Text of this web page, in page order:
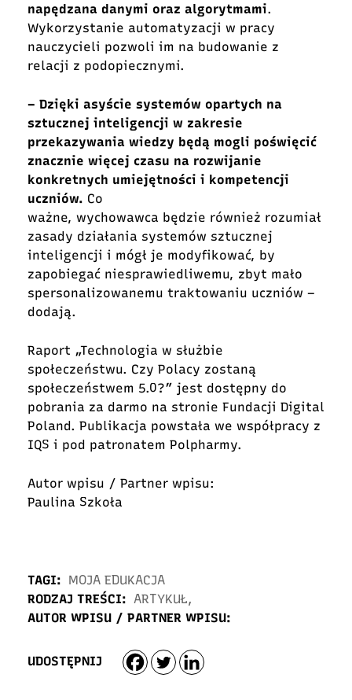
napędzana danymi oraz algorytmami.
Wykorzystanie automatyzacji w pracy
nauczycieli pozwoli im na budowanie z
relacji z podopiecznymi.
– Dzięki asyście systemów opartych na
sztucznej inteligencji w zakresie
przekazywania wiedzy będą mogli poświęcić
znacznie więcej czasu na rozwijanie
konkretnych umiejętności i kompetencji
uczniów. Co
ważne, wychowawca będzie również rozumiał
zasady działania systemów sztucznej
inteligencji i mógł je modyfikować, by
zapobiegać niesprawiedliwemu, zbyt mało
spersonalizowanemu traktowaniu uczniów –
dodają.
Raport „Technologia w służbie
społeczeństwu. Czy Polacy zostaną
społeczeństwem 5.0?” jest dostępny do
pobrania za darmo na stronie Fundacji Digital
Poland. Publikacja powstała we współpracy z
IQS i pod patronatem Polpharmy.
Autor wpisu / Partner wpisu:
Paulina Szkoła
TAGI: MOJA EDUKACJA
RODZAJ TREŚCI: ARTYKUŁ,
AUTOR WPISU / PARTNER WPISU:
UDOSTĘPNIJ